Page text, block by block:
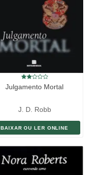
Julgamento Mortal
J. D. Robb
BAIXAR OU LER ONLINE